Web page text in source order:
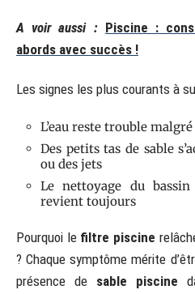
A voir aussi : Piscine :
abords avec succès !
Les signes les plus courants à
L’eau reste trouble
Des petits tas de sable
ou des jets
Le nettoyage du
revient toujours
Pourquoi le filtre piscine
? Chaque symptôme mérite
présence de sable piscine